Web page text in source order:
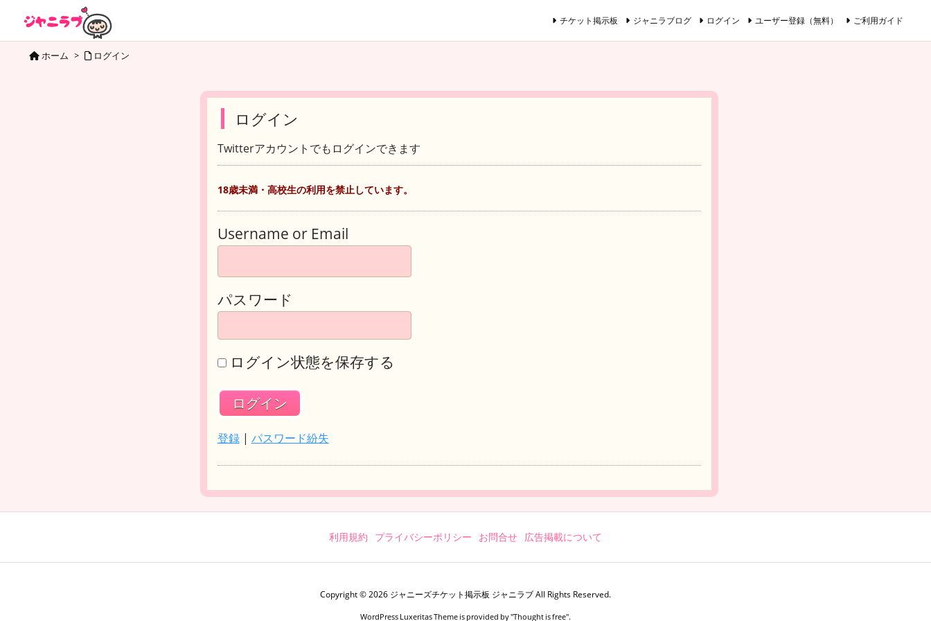
チケット掲示板 ジャニラブログ ログイン ユーザー登録（無料） ご利用ガイド
ホーム > ログイン
ログイン
Twitterアカウントでもログインできます
18歳未満・高校生の利用を禁止しています。
Username or Email
パスワード
ログイン状態を保存する
登録| パスワード紛失
利用規約 プライバシーポリシー お問合せ 広告掲載について
Copyright ©2026 ジャニーズチケット掲示板 ジャニラブAll Rights Reserved.
WordPress Luxeritas Theme is provided by "Thought is free".